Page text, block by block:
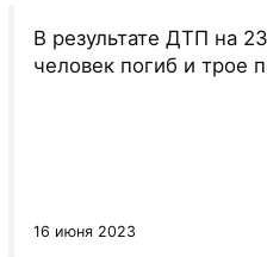
В результате ДТП на
человек погиб и трое
16 июня 2023